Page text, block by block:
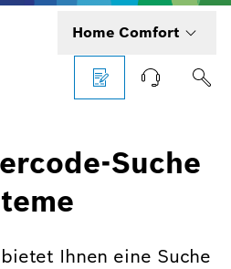
Home Comfort
Suche
Ihnen eine Suche